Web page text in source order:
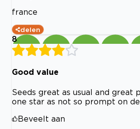
france
delen
8
Good value
Seeds great as usual and great
one star as not so prompt on
Beveelt aan